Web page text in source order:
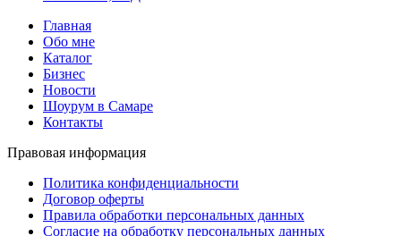
Главная
Обо мне
Каталог
Бизнес
Новости
Шоурум в Самаре
Контакты
Правовая информация
Политика конфиденциальности
Договор оферты
Правила обработки персональных данных
Согласие на обработку персональных данных